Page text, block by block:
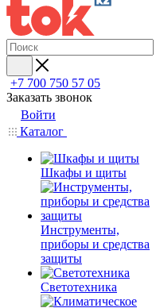
+7 700 750 57 05
Заказать звонок
Войти
Каталог
Шкафы и щиты
Инструменты,
приборы и средства
защиты
Светотехника